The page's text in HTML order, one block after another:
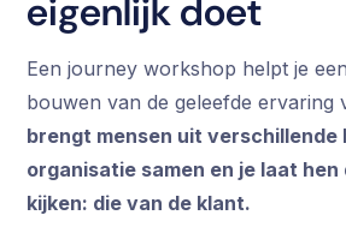
eigenlijk doet
Een journey workshop helpt je
bouwen van de geleefde ervaring
brengt mensen uit verschillende
organisatie samen en je laat hen
kijken: die van de klant.